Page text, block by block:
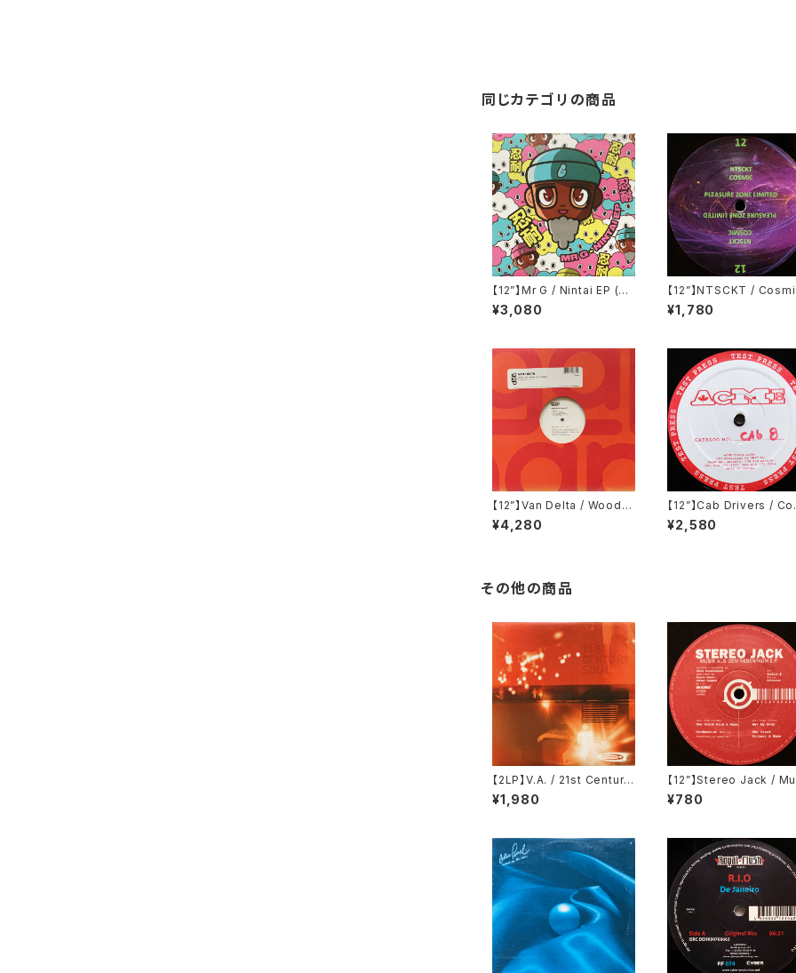
同じカテゴリの商品
【12”】Mr G / Nintai EP (Ph
oenix G.) (PG077)
¥3,080
【12”】NTSCKT /
EP (Pleasure Zone
ed) (PLZ012LTD)
¥1,780
【12”】Van Delta / Wood E
P (Groove Attack Produ
ctions) (GAP 083)
¥4,280
【12”】Cab Drivers /
ort Inn EP (Cabinet
rds) (cab 8)
¥2,580
その他の商品
【2LP】V.A. / 21st Century
Soul (Talkin' Loud) (534
742-1)
¥1,980
【12”】Stereo Jack /
k Aus Dem
E.P. (Raw Elements)
¥780